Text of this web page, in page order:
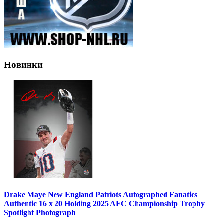
Новинки
Drake Maye New England Patriots Autographed Fanatics
Authentic 16 x 20 Holding 2025 AFC Championship Trophy
Spotlight Photograph